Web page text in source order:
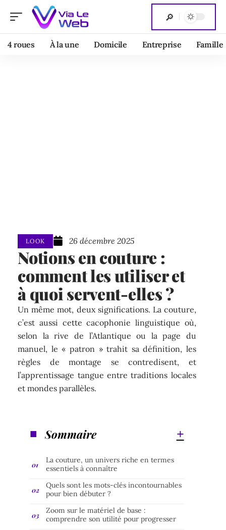
4 roues À la une Domicile Entreprise Famille
LOOK 26 décembre 2025
Notions en couture :
comment les utiliser et
à quoi servent-elles ?
Un même mot, deux significations. La couture,
c’est aussi cette cacophonie linguistique où,
selon la rive de l’Atlantique ou la page du
manuel, le « patron » trahit sa définition, les
règles de montage se contredisent, et
l’apprentissage tangue entre traditions locales
et mondes parallèles.
Sommaire
La couture, un univers riche en termes
essentiels à connaître
Quels sont les mots-clés incontournables
pour bien débuter ?
Zoom sur le matériel de base :
comprendre son utilité pour progresser